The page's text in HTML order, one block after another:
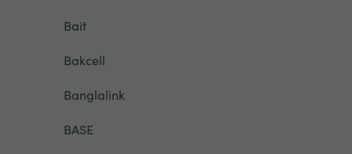
Bait
Bakcell
Banglalink
BASE